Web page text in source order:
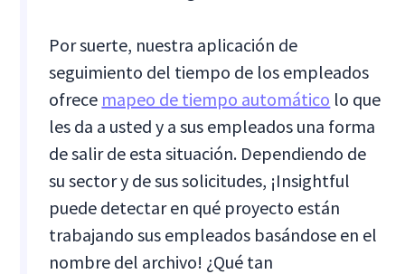
Por suerte, nuestra aplicación de
seguimiento del tiempo de los empleados
ofrece mapeo de tiempo automático lo que
les da a usted y a sus empleados una forma
de salir de esta situación. Dependiendo de
su sector y de sus solicitudes, ¡Insightful
puede detectar en qué proyecto están
trabajando sus empleados basándose en el
nombre del archivo! ¿Qué tan